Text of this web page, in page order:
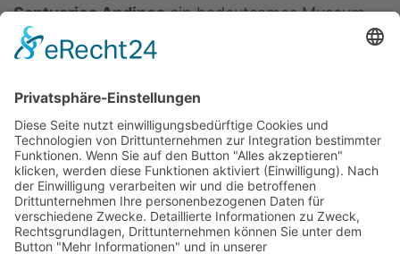
Santuarios Andinosein bedeutsames Museum
der Stadt, in welchem Fundstücke aus dem
Bereich der Archäologie Südamerikas besichtigt
Weitere Reisen nach Peru